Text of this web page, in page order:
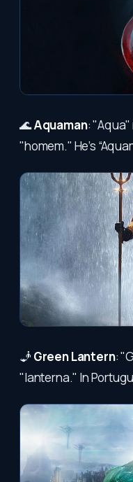
🌊Aquaman:
"homem." He’s
🧞 Green Lantern:
"lanterna." In